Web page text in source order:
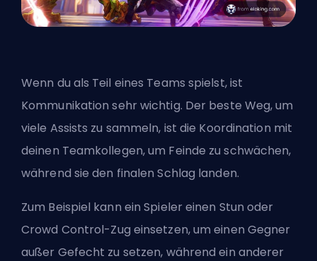
Wenn du als Teil eines Teams spielst, ist
Kommunikation sehr wichtig. Der beste Weg, um
viele Assists zu sammeln, ist die Koordination mit
deinen Teamkollegen, um Feinde zu schwächen,
während sie den finalen Schlag landen.
Zum Beispiel kann ein Spieler einen Stun oder
Crowd Control-Zug einsetzen, um einen Gegner
außer Gefecht zu setzen, während ein anderer